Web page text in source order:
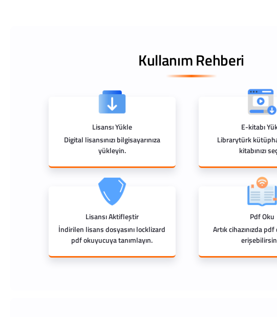
Kullanım Rehberi
Lisansı Yükle
Digital lisansınızı bilgisayarınıza
yükleyin.
E-kitabı
Librarytürk
kitabınızı
Lisansı Aktifleştir
İndirilen lisans dosyasını locklizard
pdf okuyucuya tanımlayın.
Pdf Oku
Artık cihazınızda